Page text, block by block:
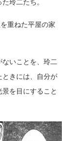
重ねた平屋の家
いことを、玲二
ときには、自分が
を目にすること